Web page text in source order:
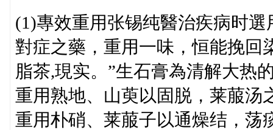
(1)專效重用张锡纯醫治疾病时
對症之藥，重用一味，恒能挽回
脂茶,現实。”生石膏為清解大热
重用熟地、山萸以固脱，莱菔汤
重用朴硝、莱菔子以通燥结，荡